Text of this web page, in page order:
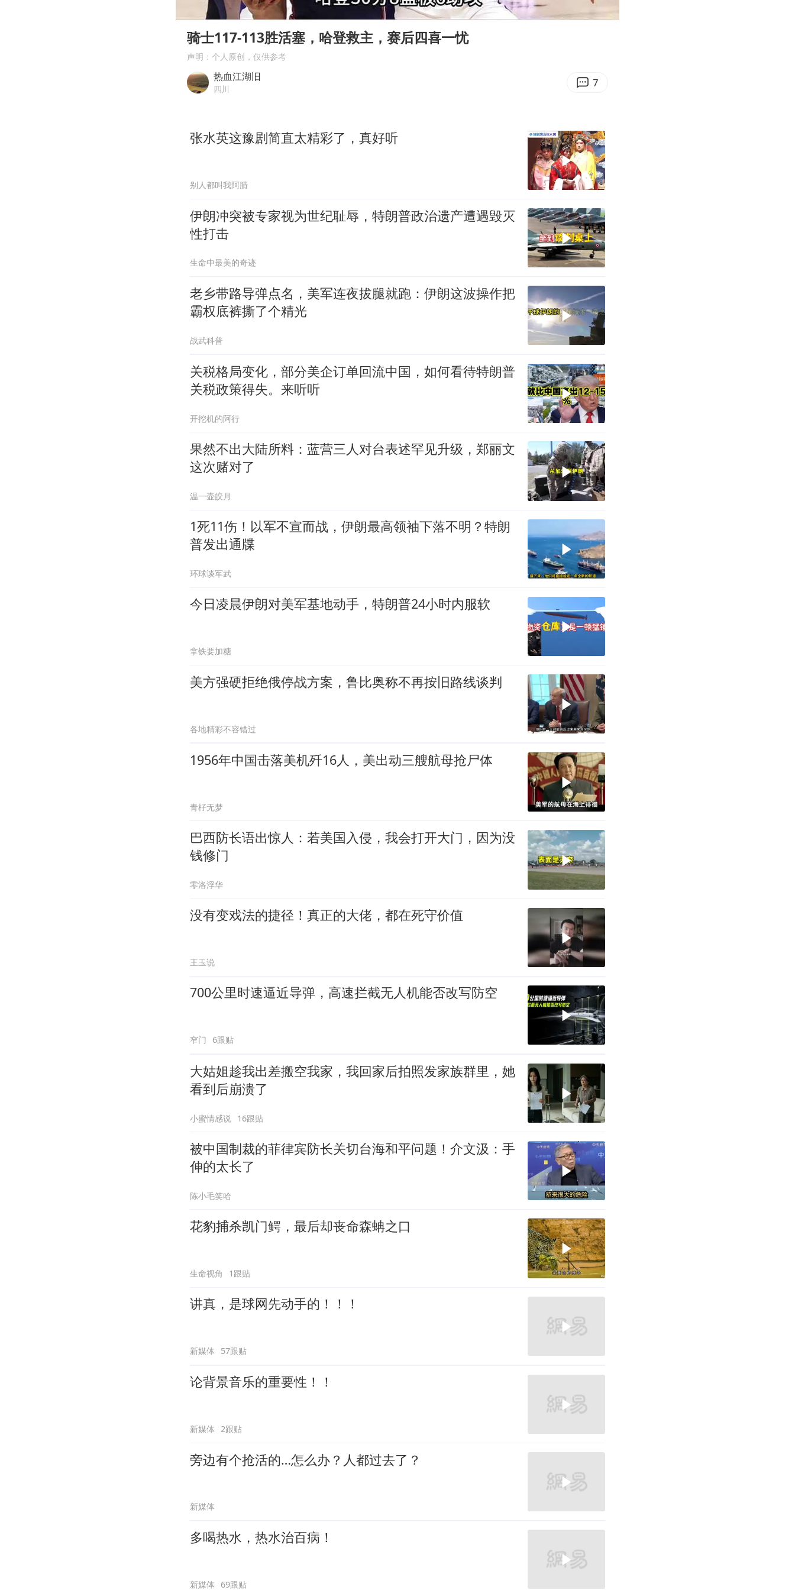
2025年小学教师减少13.19万
韩军前线部队连曝丑闻
笔试第一被劝弃考涉事副校长被撤职
Play
00:00
Enter
骑士117-113胜活塞，哈登救主，赛后四喜一忧
声明：个人原创，仅供参考
热血江湖旧
四川 7
张水英这豫剧简直太精彩了，真好听
别人都叫我阿腈
伊朗冲突被专家视为世纪耻辱，特朗普政治遗产遭遇毁灭
性打击
生命中最美的奇迹
老乡带路导弹点名，美军连夜拔腿就跑：伊朗这波操作把
霸权底裤撕了个精光
战武科普
关税格局变化，部分美企订单回流中国，如何看待特朗普
关税政策得失。来听听
开挖机的阿行
果然不出大陆所料：蓝营三人对台表述罕见升级，郑丽文
这次赌对了
温一壶皎月
1死11伤！以军不宣而战，伊朗最高领袖下落不明？特朗
普发出通牒
环球谈军武
今日凌晨伊朗对美军基地动手，特朗普24小时内服软
拿铁要加糖
美方强硬拒绝俄停战方案，鲁比奥称不再按旧路线谈判
各地精彩不容错过
1956年中国击落美机歼16人，美出动三艘航母抢尸体
青杍无梦
巴西防长语出惊人：若美国入侵，我会打开大门，因为没
钱修门
零洛浮华
没有变戏法的捷径！真正的大佬，都在死守价值
王玉说
700公里时速逼近导弹，高速拦截无人机能否改写防空
窄门 6跟贴
大姑姐趁我出差搬空我家，我回家后拍照发家族群里，她
看到后崩溃了
小蜜情感说 16跟贴
被中国制裁的菲律宾防长关切台海和平问题！介文汲：手
伸的太长了
陈小毛笑哈
花豹捕杀凯门鳄，最后却丧命森蚺之口
生命视角 1跟贴
讲真，是球网先动手的！！！
新媒体 57跟贴
论背景音乐的重要性！！
新媒体 2跟贴
旁边有个抢活的…怎么办？人都过去了？
新媒体
多喝热水，热水治百病！
新媒体 69跟贴